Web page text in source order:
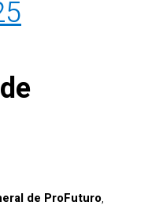
de ProFuturo,